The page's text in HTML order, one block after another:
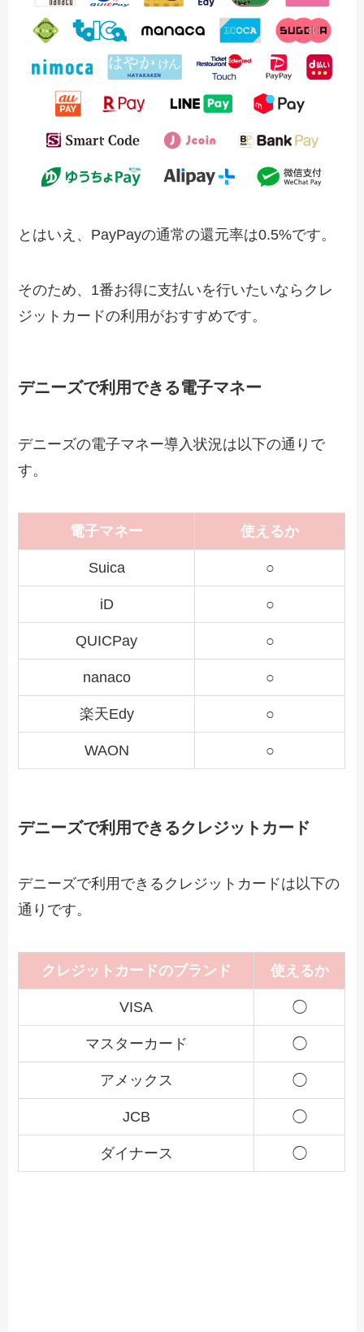
とはいえ、PayPayの通常の還元率は0.5%です。
そのため、1番お得に支払いを行いたいならクレ
ジットカードの利用がおすすめです。
デニーズで利用できる電子マネー
デニーズの電子マネー導入状況は以下の通りで
す。
電子マネー 使えるか
Suica ○
iD ○
QUICPay ○
nanaco ○
楽天Edy ○
WAON ○
デニーズで利用できるクレジットカード
デニーズで利用できるクレジットカードは以下の
通りです。
クレジットカードのブランド 使えるか
VISA ◯
マスターカード ◯
アメックス ◯
JCB ◯
ダイナース ◯